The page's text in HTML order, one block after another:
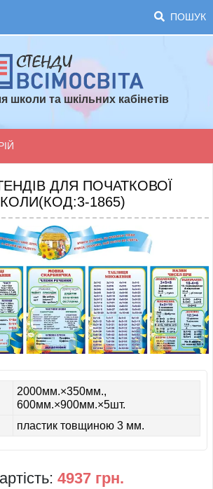
ПОШУК
ТА ВІДПОВІДІ
школи та шкільних кабінетів
НУШ
ШКОЛИ
ШКОЛИ
ДЛЯ ПОЧАТКОВОЇ
1865)
2000мм.×350мм.,
600мм.×900мм.×5шт.
пластик товщиною 3 мм.
4937 грн.